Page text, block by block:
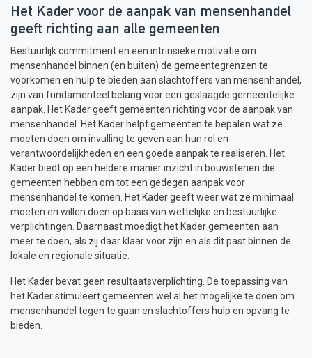
Het Kader voor de aanpak van mensenhandel
geeft richting aan alle gemeenten
Bestuurlijk commitment en een intrinsieke motivatie om
mensenhandel binnen (en buiten) de gemeentegrenzen te
voorkomen en hulp te bieden aan slachtoffers van mensenhandel,
zijn van fundamenteel belang voor een geslaagde gemeentelijke
aanpak. Het Kader geeft gemeenten richting voor de aanpak van
mensenhandel. Het Kader helpt gemeenten te bepalen wat ze
moeten doen om invulling te geven aan hun rol en
verantwoordelijkheden en een goede aanpak te realiseren. Het
Kader biedt op een heldere manier inzicht in bouwstenen die
gemeenten hebben om tot een gedegen aanpak voor
mensenhandel te komen. Het Kader geeft weer wat ze minimaal
moeten en willen doen op basis van wettelijke en bestuurlijke
verplichtingen. Daarnaast moedigt het Kader gemeenten aan
meer te doen, als zij daar klaar voor zijn en als dit past binnen de
lokale en regionale situatie.
Het Kader bevat geen resultaatsverplichting. De toepassing van
het Kader stimuleert gemeenten wel al het mogelijke te doen om
mensenhandel tegen te gaan en slachtoffers hulp en opvang te
bieden.